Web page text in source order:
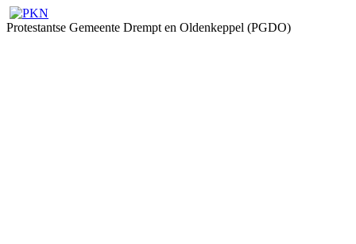
Protestantse Gemeente Drempt en Oldenkeppel (PGDO)